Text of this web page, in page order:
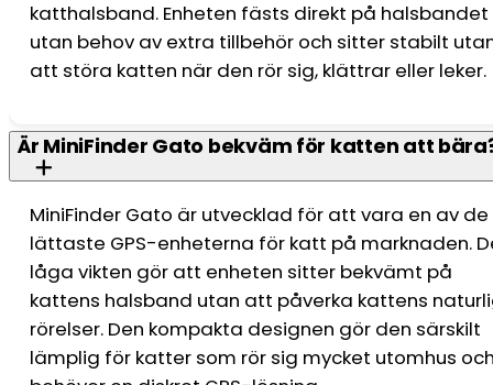
katthalsband. Enheten fästs direkt på halsbandet
utan behov av extra tillbehör och sitter stabilt
att störa katten när den rör sig, klättrar eller leker.
Är MiniFinder Gato bekväm för katten att
MiniFinder Gato är utvecklad för att vara en av de
lättaste GPS-enheterna för katt på marknaden.
låga vikten gör att enheten sitter bekvämt på
kattens halsband utan att påverka kattens
rörelser. Den kompakta designen gör den särskilt
lämplig för katter som rör sig mycket utomhus